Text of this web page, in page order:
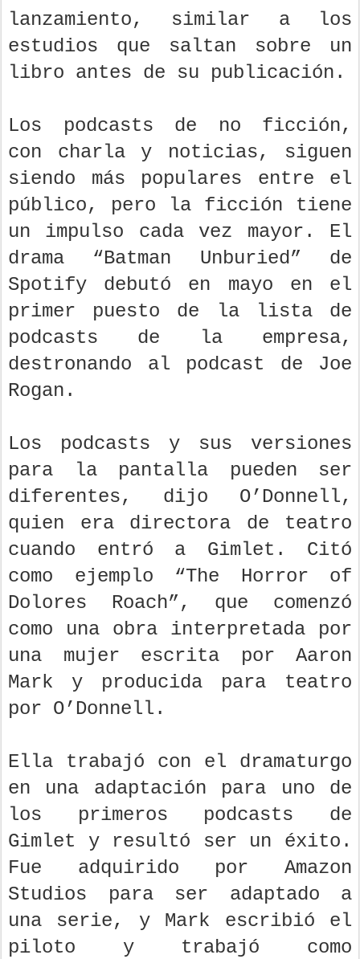
lanzamiento, similar a los
estudios que saltan sobre un
libro antes de su publicación.
Los podcasts de no ficción,
con charla y noticias, siguen
siendo más populares entre el
público, pero la ficción tiene
un impulso cada vez mayor. El
drama “Batman Unburied” de
Spotify debutó en mayo en el
primer puesto de la lista de
podcasts de la empresa,
destronando al podcast de Joe
Rogan.
Los podcasts y sus versiones
para la pantalla pueden ser
diferentes, dijo O’Donnell,
quien era directora de teatro
cuando entró a Gimlet. Citó
como ejemplo “The Horror of
Dolores Roach”, que comenzó
como una obra interpretada por
una mujer escrita por Aaron
Mark y producida para teatro
por O’Donnell.
Ella trabajó con el dramaturgo
en una adaptación para uno de
los primeros podcasts de
Gimlet y resultó ser un éxito.
Fue adquirido por Amazon
Studios para ser adaptado a
una serie, y Mark escribió el
piloto y trabajó como